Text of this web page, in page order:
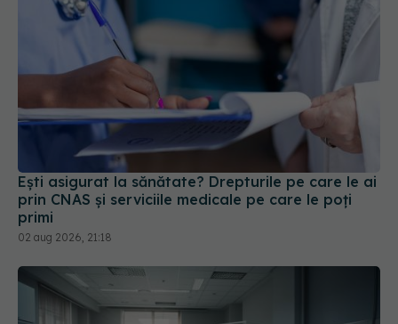
Ești asigurat la sănătate? Drepturile pe care le ai
prin CNAS și serviciile medicale pe care le poți
02 aug 2026, 21:18